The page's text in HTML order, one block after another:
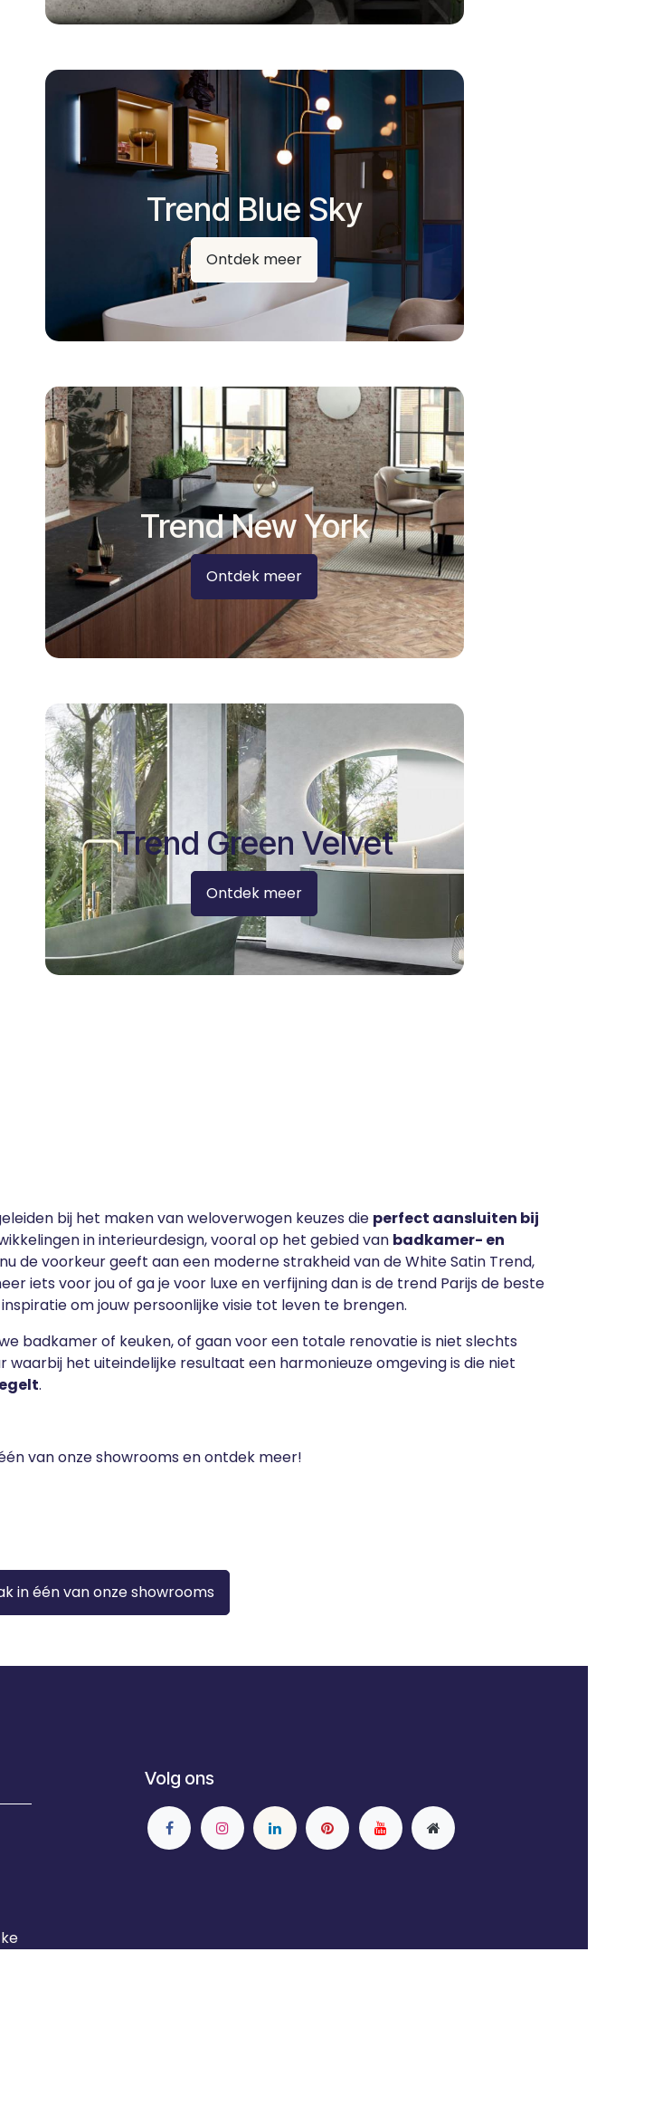
Trend Blue Sky
Ontdek meer
Trend Green Velvet
Ontdek meer
Trend New York
Ontdek meer
bij het maken van weloverwogen keuzes die perfect aansluiten bij
in interieurdesign, vooral op het gebied van badkamer- en
de voorkeur geeft aan een moderne strakheid van de White Satin Trend,
iets voor jou of ga je voor luxe en verfijning dan is de trend Parijs de beste
om jouw persoonlijke visie tot leven te brengen.
badkamer of keuken, of gaan voor een totale renovatie is niet slechts
het uiteindelijke resultaat een harmonieuze omgeving is die niet
.
van onze showrooms en ontdek meer!
in één van onze showrooms
Volg ons